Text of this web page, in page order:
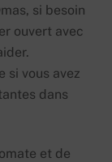
si besoin
ouvert avec
si vous avez
dans
et de